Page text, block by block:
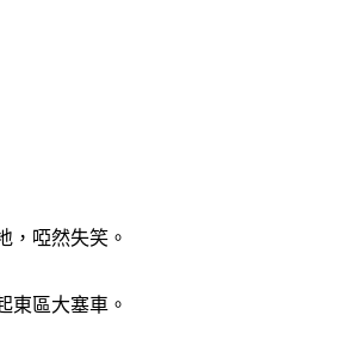
，啞然失笑。
東區大塞車。